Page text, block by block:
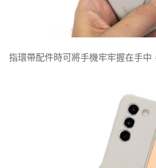
指環帶配件時可將手機牢牢握在手中